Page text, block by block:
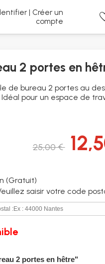
| Créer un
compte
2 portes en
de bureau 2 portes au
pour un espace de
25,00 €
(Gratuit)
saisir votre code
2 portes en hêtre"